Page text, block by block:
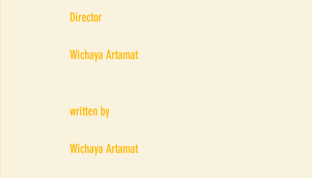
Director
Wichaya Artamat
written by
Wichaya Artamat